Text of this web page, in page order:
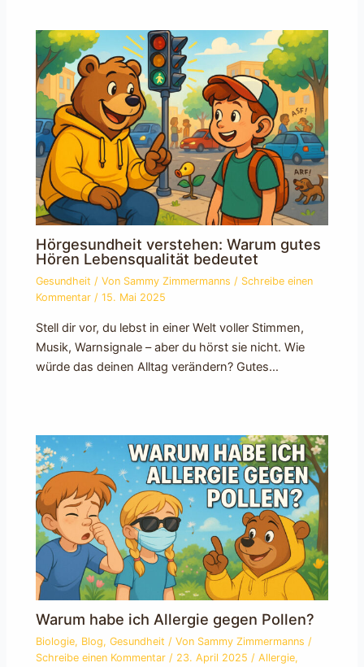
Hörgesundheit verstehen: Warum gutes
Hören Lebensqualität bedeutet
Gesundheit / Von Sammy Zimmermanns/ Schreibe einen
Kommentar /15. Mai 2025
Stell dir vor, du lebst in einer Welt voller Stimmen,
Musik, Warnsignale – aber du hörst sie nicht. Wie
würde das deinen Alltag verändern? Gutes…
Warum habe ich Allergie gegen Pollen?
Biologie, Blog,Gesundheit / Von Sammy Zimmermanns/
Schreibe einen Kommentar / 23. April 2025/Allergie,